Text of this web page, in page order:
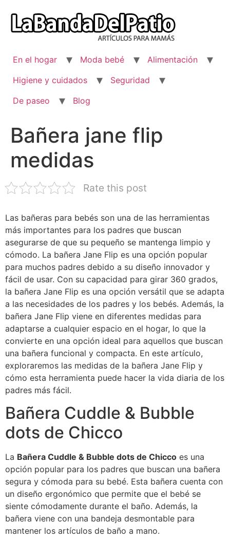
contenido
En el hogar Moda bebé
Alimentación
Higiene y cuidados
Seguridad
De paseo
Blog
Bañera jane flip
medidas
Rate this post
Las bañeras para bebés son una de las herramientas
más importantes para los padres que buscan
asegurarse de que su pequeño se mantenga limpio y
cómodo. La bañera Jane Flip es una opción popular
para muchos padres debido a su diseño innovador y
fácil de usar. Con su capacidad para girar 360 grados,
la bañera Jane Flip es una opción versátil que se adapta
a las necesidades de los padres y los bebés. Además, la
bañera Jane Flip viene en diferentes medidas para
adaptarse a cualquier espacio en el hogar, lo que la
convierte en una opción ideal para aquellos que buscan
una bañera funcional y compacta. En este artículo,
exploraremos las medidas de la bañera Jane Flip y
cómo esta herramienta puede hacer la vida diaria de los
padres más fácil.
Bañera Cuddle & Bubble
dots de Chicco
La Bañera Cuddle & Bubble dots de Chicco es una
opción popular para los padres que buscan una bañera
segura y cómoda para su bebé. Esta bañera cuenta con
un diseño ergonómico que permite que el bebé se
siente cómodamente durante el baño. Además, la
bañera viene con una bandeja desmontable para
mantener los artículos de baño a mano.